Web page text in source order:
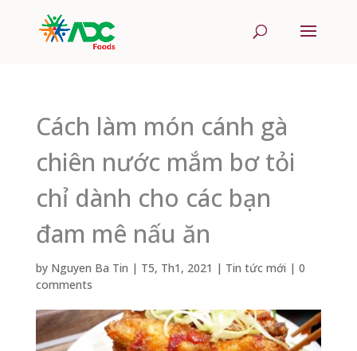
Cách làm món cánh gà
chiên nước mắm bơ tỏi
chỉ dành cho các bạn
đam mê nấu ăn
by Nguyen Ba Tin | T5, Th1, 2021 | Tin tức mới | 0
comments